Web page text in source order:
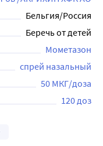
Бельгия/Россия
Беречь от детей
Мометазон
спрей назальный
50 МКГ/доза
120 доз